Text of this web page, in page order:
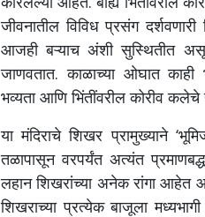
जीवनातील विविध प्रसंग
आजही बऱ्याच अंशी सुस्थितीत
जाणवतात. काळाच्या ओघात
भव्यता आणि भिंतींवरील कोरीव
या मंदिराचे शिखर प्रामुख्याने
तळापासून वरपर्यंत अत्यंत
लहान शिखरांच्या अनेक रांगा आहेत
शिखराच्या प्रत्येक बाजूला